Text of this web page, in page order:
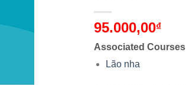
95.000,00₫
Associated Courses
Lão nha